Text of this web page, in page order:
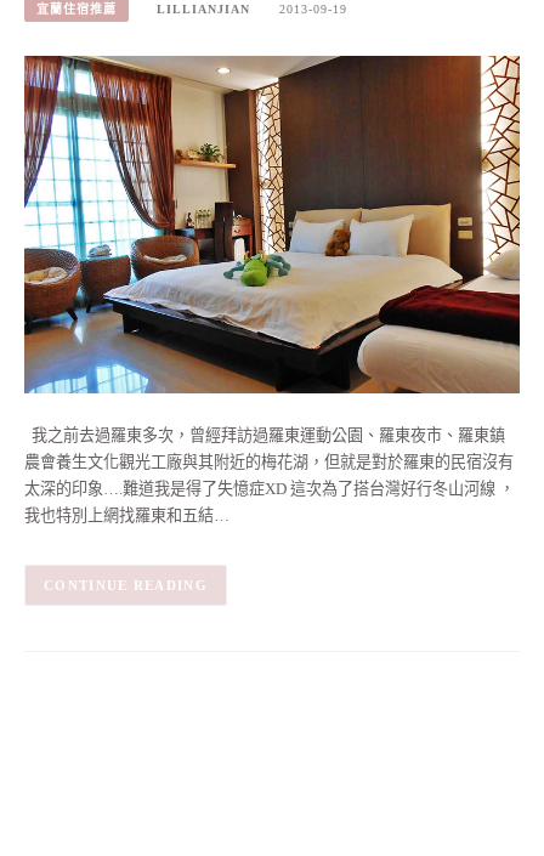
宜蘭住宿推薦 LILLIANJIAN 2013-09-19
我之前去過羅東多次，曾經拜訪過羅東運動公園、羅東夜市、羅東鎮
農會養生文化觀光工廠與其附近的梅花湖，但就是對於羅東的民宿沒有
太深的印象….難道我是得了失憶症XD 這次為了搭台灣好行冬山河線 ，
我也特別上網找羅東和五結…
CONTINUE READING